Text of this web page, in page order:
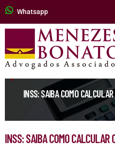
Whatsapp
INSS: SAIBA COMO
INSS: SAIBA COMO CALCULAR